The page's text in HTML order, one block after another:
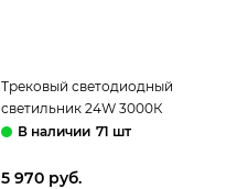
Трековый светодиодный
светильник 24W 3000К
ST455.536.24 белый Band ST-
71 шт
5 970 руб.